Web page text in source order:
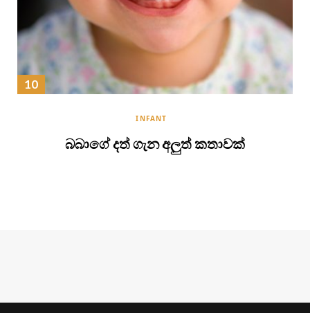
INFANT
බබාගේ දත් ගැන අලුත් කතාවක්